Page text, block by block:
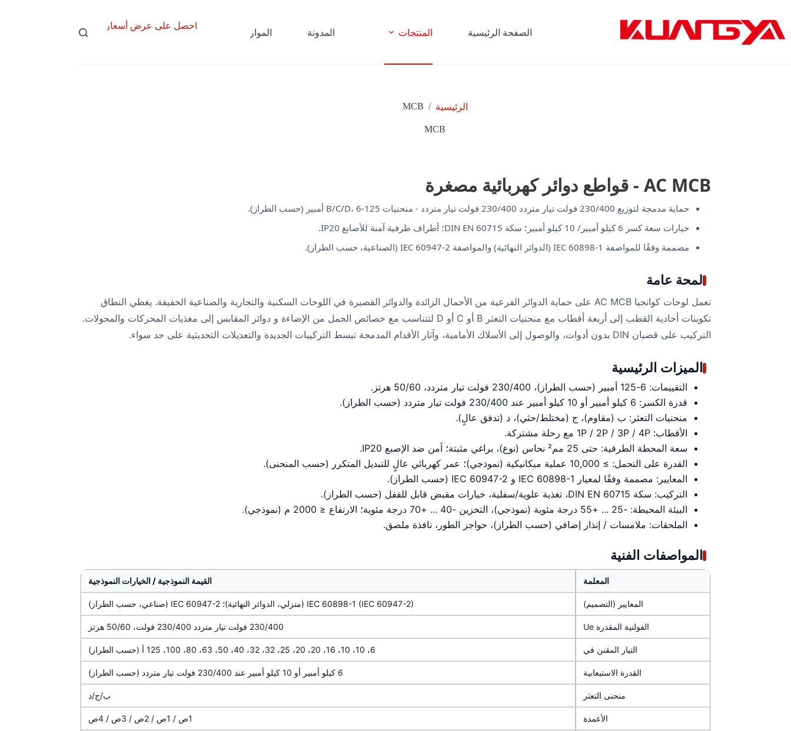
المحتوى
الصفحة الرئيسية المنتجات المدونة الموارد
احصل على عرض أسعار
الرئيسية /
MCB
MCB
AC MCB - قواطع دوائر كهربائية مصغرة
حماية مدمجة لتوزيع 230/400 فولت تيار متردد 230/400 فولت تيار متردد - منحنيات B/C/D، 6-125 أمبير (حسب الطراز).
خيارات سعة كسر 6 كيلو أمبير/ 10 كيلو أمبير؛ سكة DIN EN 60715؛ أطراف طرفية آمنة للأصابع IP20.
مصممة وفقًا للمواصفة IEC 60898-1 (الدوائر النهائية) والمواصفة IEC 60947-2 (الصناعية، حسب الطراز).
لمحة عامة
تعمل لوحات كوانجيا AC MCB على حماية الدوائر الفرعية من الأحمال الزائدة والدوائر القصيرة في اللوحات السكنية والتجارية والصناعية الخفيفة. يغطي النطاق
تكوينات أحادية القطب إلى أربعة أقطاب مع منحنيات التعثر B أو C أو D لتتناسب مع خصائص الحمل من الإضاءة و دوائر المقابس إلى مغذيات المحركات والمحولات.
التركيب على قضبان DIN بدون أدوات، والوصول إلى الأسلاك الأمامية، وآثار الأقدام المدمجة تبسط التركيبات الجديدة والتعديلات التحديثية على حد سواء.
الميزات الرئيسية
التقييمات: 6-125 أمبير (حسب الطراز)، 230/400 فولت تيار متردد، 50/60 هرتز.
قدرة الكسر: 6 كيلو أمبير أو 10 كيلو أمبير عند 230/400 فولت تيار متردد (حسب الطراز).
منحنيات التعثر: ب (مقاوم)، ج (مختلط/حثي)، د (تدفق عالٍ).
الأقطاب: 1P / 2P / 3P / 4P مع رحلة مشتركة.
سعة المحطة الطرفية: حتى 25 مم² نحاس (نوع)، براغي مثبتة؛ آمن ضد الإصبع IP20.
القدرة على التحمل: ≥ 10,000 عملية ميكانيكية (نموذجي)؛ عمر كهربائي عالٍ للتبديل المتكرر (حسب المنحنى).
المعايير: مصممة وفقًا لمعيار IEC 60898-1 و IEC 60947-2 (حسب الطراز).
التركيب: سكة DIN EN 60715، تغذية علوية/سفلية، خيارات مقبض قابل للقفل (حسب الطراز).
البيئة المحيطة: -25 ... +55 درجة مئوية (نموذجي)، التخزين -40 ... +70 درجة مئوية؛ الارتفاع ≤ 2000 م (نموذجي).
الملحقات: ملامسات / إنذار إضافي (حسب الطراز)، حواجز الطور، نافذة ملصق.
المواصفات الفنية
المعلمة القيمة النموذجية / الخيارات النموذجية
المعايير (التصميم) IEC 60898-1 (IEC 60947-2) (منزلي، الدوائر النهائية)؛ IEC 60947-2 (صناعي، حسب الطراز)
الفولتية المقدرة Ue 230/400 فولت تيار متردد 230/400 فولت، 50/60 هرتز
التيار المقنن في 6، 10، 10، 16، 20، 20، 25، 32، 32، 40، 50، 63، 80، 100، 125 أ (حسب الطراز)
القدرة الاستيعابية 6 كيلو أمبير أو 10 كيلو أمبير عند 230/400 فولت تيار متردد (حسب الطراز)
منحنى التعثر ب/ج/د
الأعمدة 1ص / 1ص / 2ص / 3ص / 4ص